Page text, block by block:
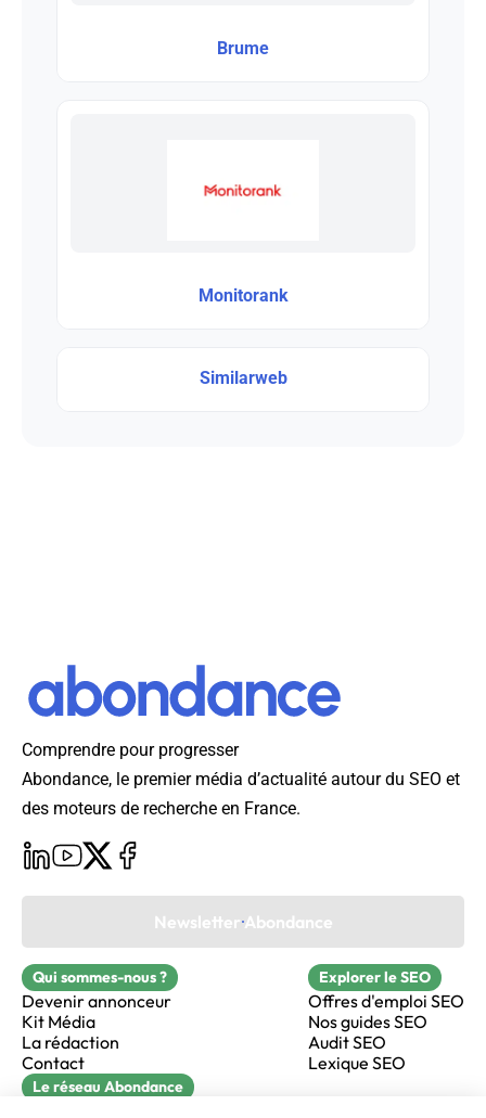
Brume
Monitorank
Similarweb
Comprendre pour progresser
Abondance, le premier média d’actualité autour du SEO et
des moteurs de recherche en France.
Newsletter Abondance
Qui sommes-nous ?
Devenir annonceur
Kit Média
La rédaction
Contact
Explorer le SEO
Offres d'emploi SEO
Nos guides SEO
Audit SEO
Lexique SEO
Le réseau Abondance